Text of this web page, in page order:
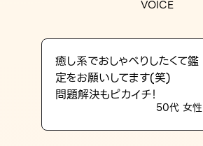
占い記事
LINE占いを開く
VOICE
癒し系でおしゃべりしたくて鑑
定をお願いしてます(笑)
問題解決もピカイチ！
50代 女性